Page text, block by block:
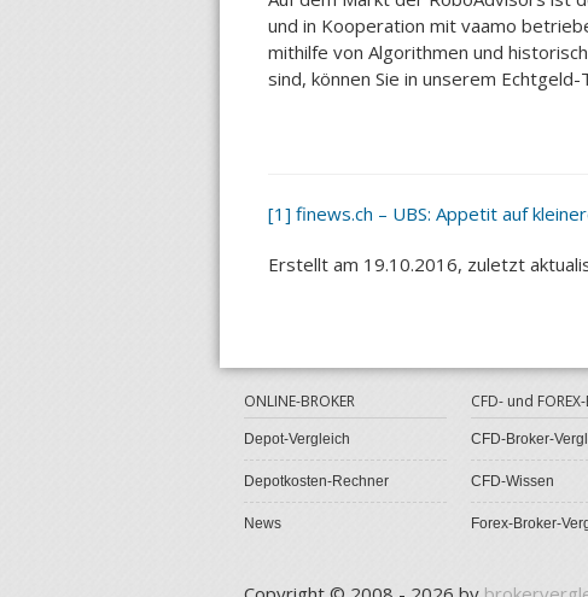
und in Kooperation mit vaamo
mithilfe von Algorithmen und
sind, können Sie in unserem
[1] finews.ch – UBS: Appetit auf
Erstellt am 19.10.2016, zuletzt
ONLINE-BROKER
Depot-Vergleich
Depotkosten-Rechner
News
CFD- und
CFD-Broker-
CFD-Wissen
Forex-Broker-